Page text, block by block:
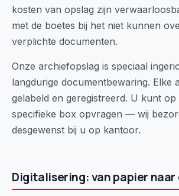
kosten van opslag zijn
met de boetes bij het niet kunnen
verplichte documenten.
Onze archiefopslag is speciaal
langdurige documentbewaring. Elke
gelabeld en geregistreerd. U kunt
specifieke box opvragen — wij
desgewenst bij u op kantoor.
Digitalisering: van papier